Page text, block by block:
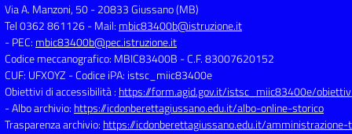
Via A. Manzoni, 50-20833 Giussano (MB)
Tel 0362 861126- Mail: mbic83400b@istruzione.it
- PEC: mbic83400b@pec.istruzione.it
Codice meccanografico: MBIC83400B - C.F. 83007620152
CUF: UFXOYZ - Codice iPA: istsc_miic83400e
Obiettivi di accessibilità : https://form.agid.gov.it/istsc_miic83400e/
- Albo archivio: https://icdonberettagiussano.edu.it/albo-online-storico
Trasparenza archivio: https://icdonberettagiussano.edu.it/